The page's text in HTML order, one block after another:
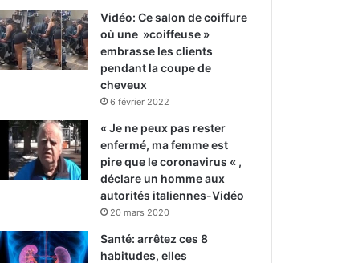
Vidéo: Ce salon de coiffure
où une »coiffeuse »
embrasse les clients
pendant la coupe de
cheveux
6 février 2022
« Je ne peux pas rester
enfermé, ma femme est
pire que le coronavirus « ,
déclare un homme aux
autorités italiennes-Vidéo
20 mars 2020
Santé: arrêtez ces 8
habitudes, elles